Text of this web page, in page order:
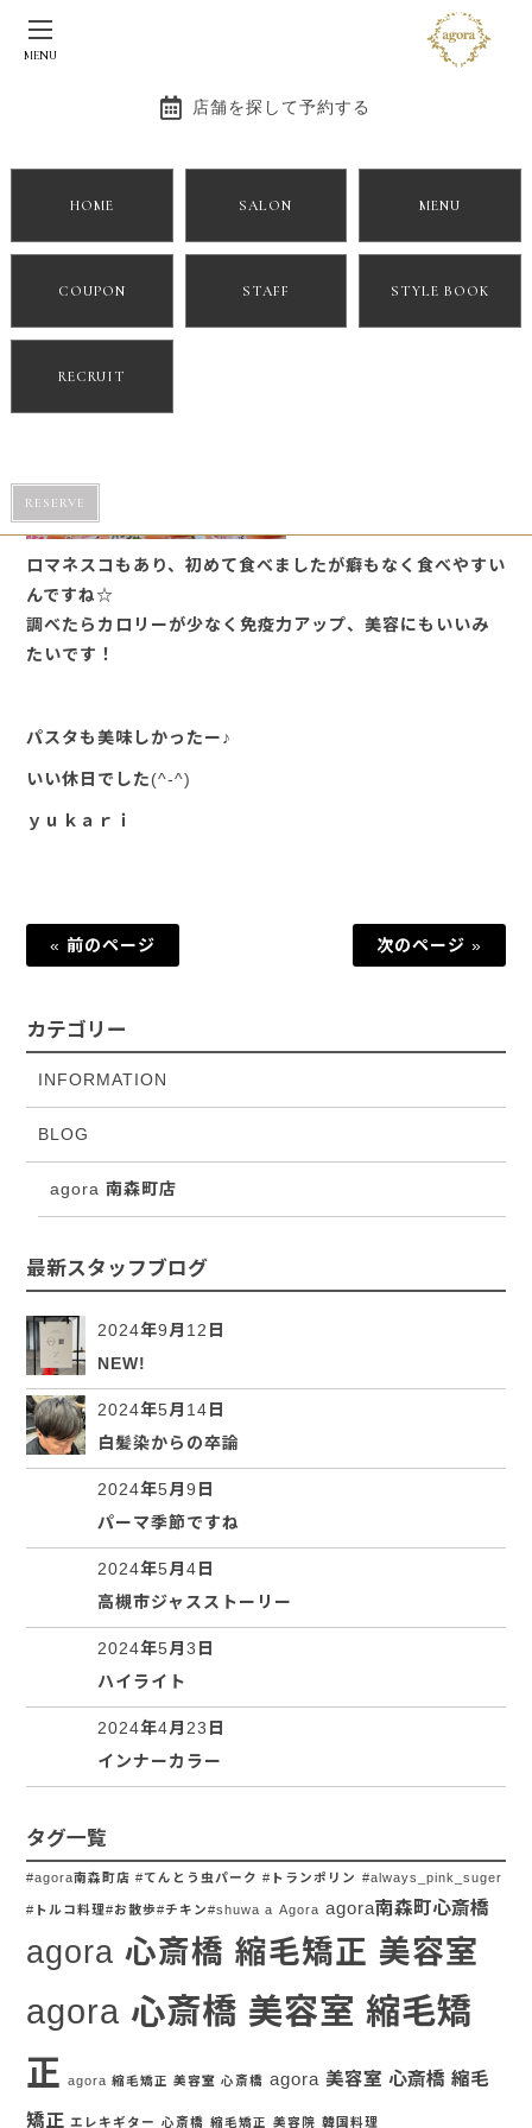
MENU
RESERVE
店舗を探して予約する
HOME SALON MENU
COUPON STAFF STYLE BOOK
RECRUIT
野菜大好き！
BLOG
ランチしてきました(^-^)
サラダバー付き♪
野菜大好きな私には最高なランチ！！
ロマネスコもあり、初めて食べましたが癖もなく食べやすい
んですね☆
調べたらカロリーが少なく免疫力アップ、美容にもいいみ
たいです！
パスタも美味しかったー♪
いい休日でした(^-^)
ｙｕｋａｒｉ
« 前のページ 次のページ »
カテゴリー
INFORMATION
BLOG
agora 南森町店
最新スタッフブログ
2024年9月12日
NEW!
2024年5月14日
白髪染からの卒論
2024年5月9日
パーマ季節ですね
2024年5月4日
高槻市ジャスストーリー
2024年5月3日
ハイライト
2024年4月23日
インナーカラー
タグ一覧
#agora南森町店 #てんとう虫パーク #トランポリン #always_pink_suger
#トルコ料理#お散歩#チキン#shuwa a Agora agora南森町心斎橋
agora 心斎橋 縮毛矯正 美容室
agora 心斎橋 美容室 縮毛矯
正 agora 縮毛矯正 美容室 心斎橋 agora 美容室 心斎橋 縮毛
矯正 エレキギター 心斎橋 縮毛矯正 美容院 韓国料理